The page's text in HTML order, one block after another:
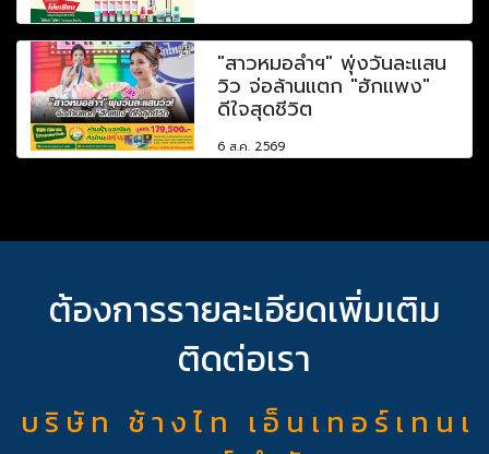
"สาวหมอลำฯ" พุ่งวันละแสน
วิว จ่อล้านแตก "ฮักแพง"
ดีใจสุดชีวิต
6 ส.ค. 2569
ต้องการรายละเอียดเพิ่มเติม
ติดต่อเรา
บ ริ ษั ท ช้ า ง ไ ท เ อ็ น เ ท อ ร์ เ ท น เ